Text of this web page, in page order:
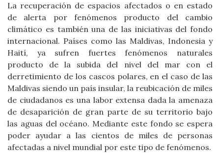
La recuperación de espacios afectados o en estado
de alerta por fenómenos producto del cambio
climático es también una de las iniciativas del fondo
internacional. Países como las Maldivas, Indonesia y
Haití, ya sufren fuertes fenómenos naturales
producto de la subida del nivel del mar con el
derretimiento de los cascos polares, en el caso de las
Maldivas siendo un país insular, la reubicación de miles
de ciudadanos es una labor extensa dada la amenaza
de desaparición de gran parte de su territorio bajo
las aguas del océano. Mediante este fondo se espera
poder ayudar a las cientos de miles de personas
afectadas a nivel mundial por este tipo de fenómenos.